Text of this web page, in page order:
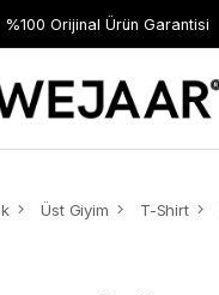
%100 Orijinal Ürün Garantisi
Üst Giyim T-Shirt